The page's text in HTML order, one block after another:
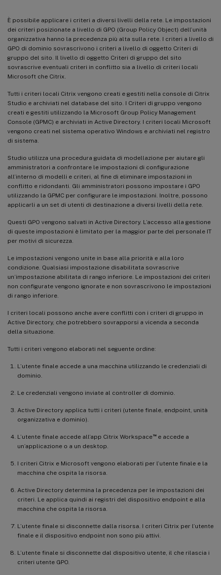
È possibile applicare i criteri a diversi livelli della rete. Le impostazioni
dei criteri posizionate a livello di GPO (Group Policy Object) dell’unità
organizzativa hanno la precedenza più alta sulla rete. I criteri a livello di
GPO di dominio sovrascrivono i criteri a livello di oggetto Criteri di
gruppo del sito. Il livello di oggetto Criteri di gruppo del sito
sovrascrive eventuali criteri in conflitto sia a livello di criteri locali
Microsoft che Citrix.
Tutti i criteri locali Citrix vengono creati e gestiti nella console di Citrix
Studio e archiviati nel database del sito. I Criteri di gruppo vengono
creati e gestiti utilizzando la Microsoft Group Policy Management
Console (GPMC) e archiviati in Active Directory. I criteri locali Microsoft
vengono creati nel sistema operativo Windows e archiviati nel registro
di sistema.
Studio utilizza una procedura guidata di modellazione per aiutare gli
amministratori a confrontare le impostazioni di configurazione
all’interno di modelli e criteri, al fine di eliminare impostazioni in
conflitto e ridondanti. Gli amministratori possono impostare i GPO
utilizzando la GPMC per configurare le impostazioni. Inoltre, possono
applicarli a un set di utenti di destinazione a diversi livelli della rete.
Questi GPO vengono salvati in Active Directory. L’accesso alla gestione
di queste impostazioni è limitato per la maggior parte del personale IT
per motivi di sicurezza.
Le impostazioni vengono unite in base alla priorità e alla loro
condizione. Qualsiasi impostazione disabilitata sovrascrive
un’impostazione abilitata di rango inferiore. Le impostazioni dei criteri
non configurate vengono ignorate e non sovrascrivono le impostazioni
di rango inferiore.
I criteri locali possono anche avere conflitti con i criteri di gruppo in
Active Directory, che potrebbero sovrapporsi a vicenda a seconda
della situazione.
Tutti i criteri vengono elaborati nel seguente ordine:
L’utente finale accede a una macchina utilizzando le credenziali di
dominio.
Le credenziali vengono inviate al controller di dominio.
Active Directory applica tutti i criteri (utente finale, endpoint, unità
organizzativa e dominio).
L’utente finale accede all’app Citrix Workspace™e accede a
un’applicazione o a un desktop.
I criteri Citrix e Microsoft vengono elaborati per l’utente finale e la
macchina che ospita la risorsa.
Active Directory determina la precedenza per le impostazioni dei
criteri. Le applica quindi ai registri del dispositivo endpoint e alla
macchina che ospita la risorsa.
L’utente finale si disconnette dalla risorsa. I criteri Citrix per l’utente
finale e il dispositivo endpoint non sono più attivi.
L’utente finale si disconnette dal dispositivo utente, il che rilascia i
criteri utente GPO.